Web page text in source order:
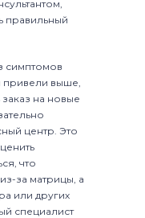
правильный
симптомов
привели выше,
на новые
центр. Это
что
за матрицы, а
или других
специалист